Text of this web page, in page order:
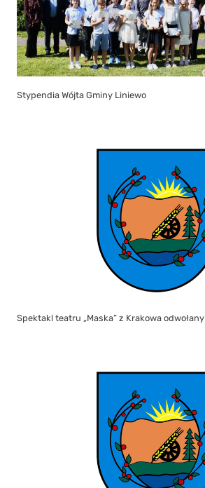
Stypendia Wójta Gminy Liniewo
Spektakl teatru „Maska” z Krakowa odwołany